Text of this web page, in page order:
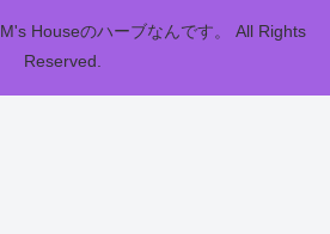
Houseのハーブなんです。 All Rights
Reserved.